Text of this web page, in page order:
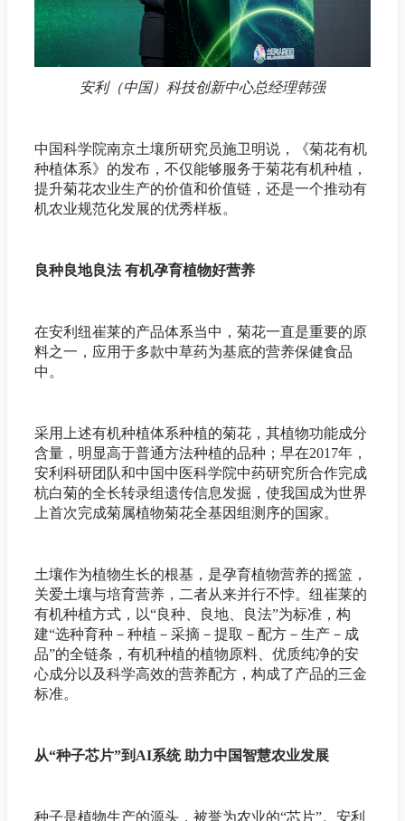
安利（中国）科技创新中心总经理韩强
中国科学院南京土壤所研究员施卫明说，《菊花有机
种植体系》的发布，不仅能够服务于菊花有机种植，
提升菊花农业生产的价值和价值链，还是一个推动有
机农业规范化发展的优秀样板。
良种良地良法 有机孕育植物好营养
在安利纽崔莱的产品体系当中，菊花一直是重要的原
料之一，应用于多款中草药为基底的营养保健食品
中。
采用上述有机种植体系种植的菊花，其植物功能成分
含量，明显高于普通方法种植的品种；早在2017年，
安利科研团队和中国中医科学院中药研究所合作完成
杭白菊的全长转录组遗传信息发掘，使我国成为世界
上首次完成菊属植物菊花全基因组测序的国家。
土壤作为植物生长的根基，是孕育植物营养的摇篮，
关爱土壤与培育营养，二者从来并行不悖。纽崔莱的
有机种植方式，以“良种、良地、良法”为标准，构
建“选种育种－种植－采摘－提取－配方－生产－成
品”的全链条，有机种植的植物原料、优质纯净的安
心成分以及科学高效的营养配方，构成了产品的三金
标准。
从“种子芯片”到AI系统 助力中国智慧农业发展
种子是植物生产的源头，被誉为农业的“芯片”。安利